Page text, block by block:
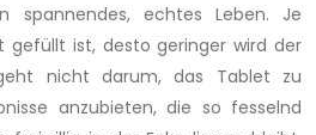
spannendes, echtes Leben. Je
gefüllt ist, desto geringer wird der
nicht darum, das Tablet zu
anzubieten, die so fesselnd